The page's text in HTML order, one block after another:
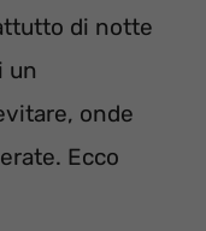
di notte
un
onde
Ecco